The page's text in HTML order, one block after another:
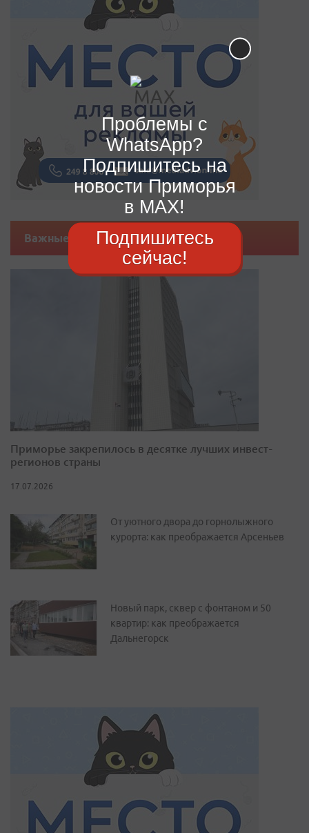
Важные новости
Приморье закрепилось в десятке лучших инвест-
регионов страны
17.07.2026
От уютного двора до горнолыжного
курорта: как преображается Арсеньев
Новый парк, сквер с фонтаном и 50
квартир: как преображается
Дальнегорск
Проблемы с
WhatsApp?
Подпишитесь на
новости Приморья
в MAX!
Подпишитесь
сейчас!